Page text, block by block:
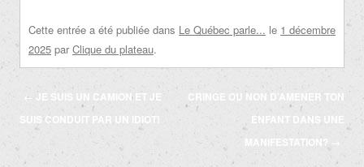
Cette entrée a été publiée dans Le Québec parle... le 1 décembre
2025 par Clique du plateau.
Navigation
des
← JE SUIS UN CAMION ET JE
SUIS CONDUIT PAR UN IDIOT!
CRINGE OU NON D’AMENER TON
ENFANT DANS UNE
MANIFESTATION?
→